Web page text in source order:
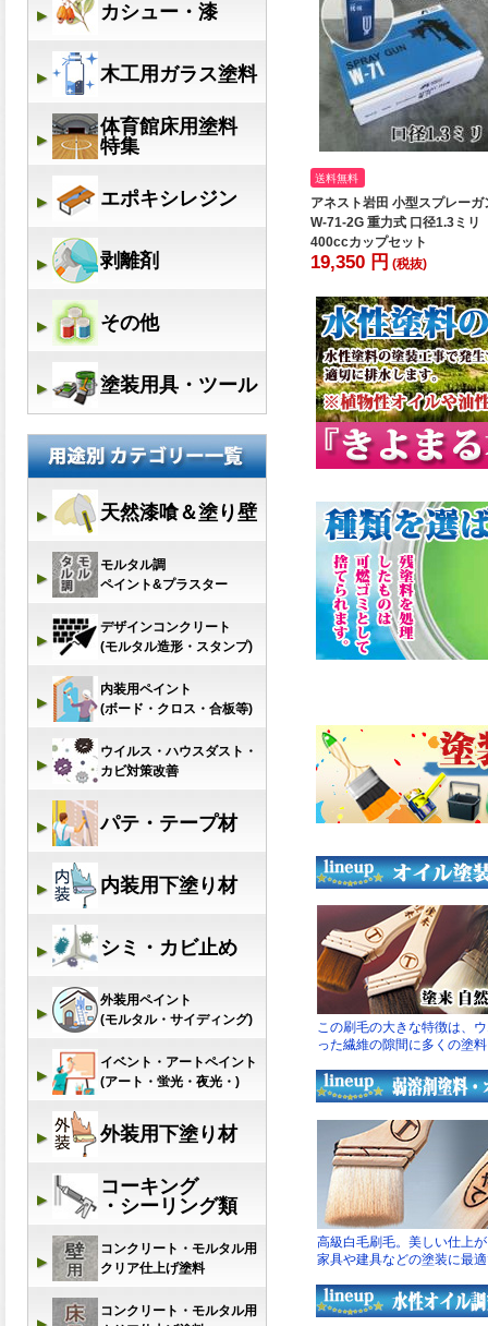
送料無料
アネスト岩田 小型スプレーガ
W-71-2G 重力式 口径1.3ミ
400ccカップセット
19,350 円 (税抜)